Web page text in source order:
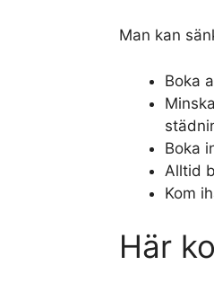
Man kan
Boka
Boka
Alltid
Kom
Här